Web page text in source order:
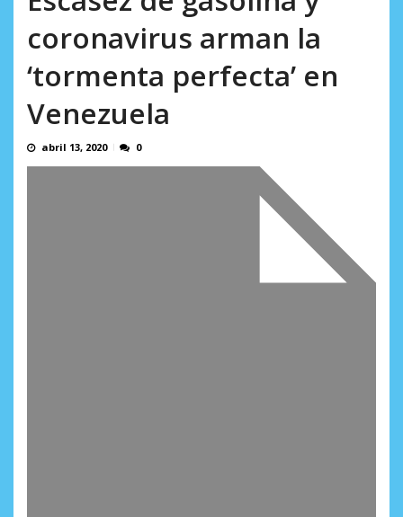
coronavirus arman la
‘tormenta perfecta’ en
Venezuela
abril 13, 2020 0